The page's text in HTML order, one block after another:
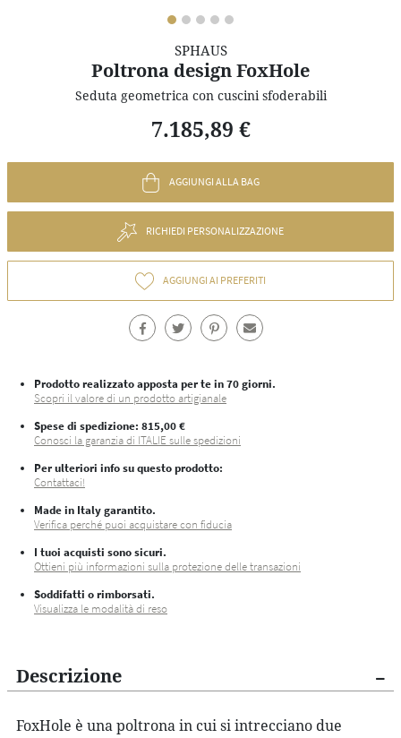
SPHAUS
Poltrona design FoxHole
Seduta geometrica con cuscini sfoderabili
7.185,89 €
AGGIUNGI AI PREFERITI
AGGIUNGI ALLA BAG
RICHIEDI PERSONALIZZAZIONE
Prodotto realizzato apposta per te in 70 giorni.
Scopri il valore di un prodotto artigianale
Spese di spedizione: 815,00 €
Conosci la garanzia di ITALIE sulle spedizioni
Per ulteriori info su questo prodotto:
Contattaci!
Made in Italy garantito.
Verifica perché puoi acquistare con fiducia
I tuoi acquisti sono sicuri.
Ottieni più informazioni sulla protezione delle transazioni
Soddifatti o rimborsati.
Visualizza le modalità di reso
Descrizione
FoxHole è una poltrona in cui si intrecciano due